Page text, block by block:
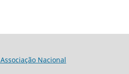
Associação Nacional